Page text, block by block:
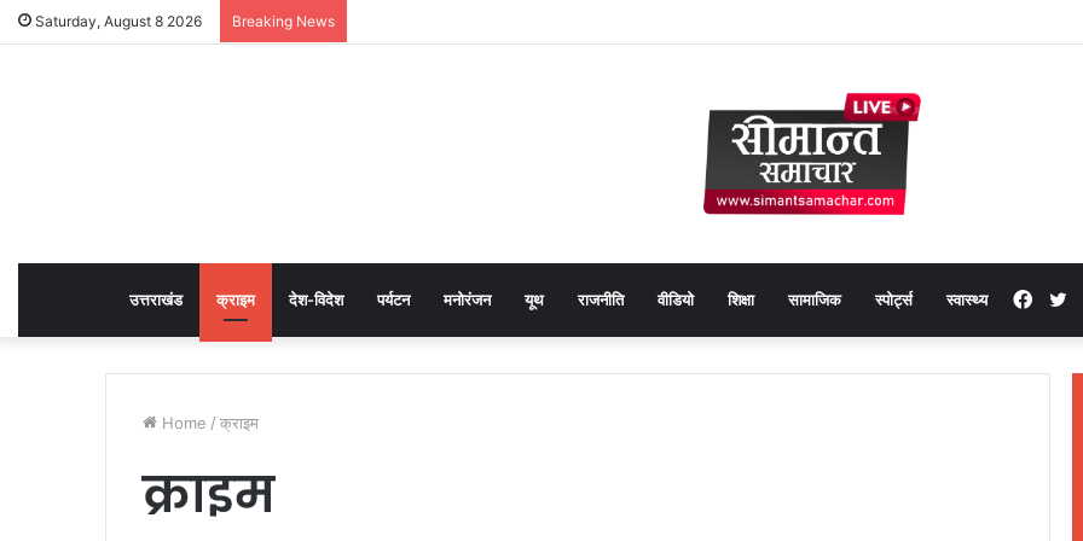
Saturday, August 8 2026 Breaking News
उत्तराखंड क्राइम देश-विदेश पर्यटन मनोरंजन यूथ राजनीति वीडियो शिक्षा सामाजिक स्पोर्ट्स स्वास्थ्य
Home / क्राइम
क्राइम